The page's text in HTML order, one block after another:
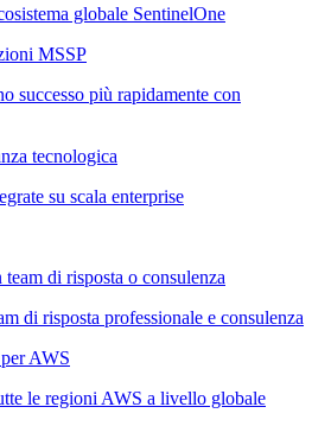
globale SentinelOne
MSSP
successo più rapidamente con
tecnologica
su scala enterprise
di risposta o consulenza
di risposta professionale e consulenza
AWS
le regioni AWS a livello globale